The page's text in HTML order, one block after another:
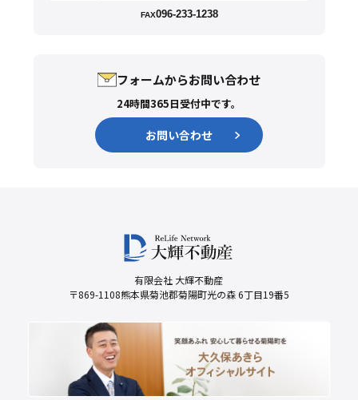
FAX096-233-1238
フォームからお問い合わせ
24時間365日受付中です。
お問い合わせ
有限会社 大輝不動産
〒869-1108熊本県菊池郡菊陽町光の森 6丁目19番5